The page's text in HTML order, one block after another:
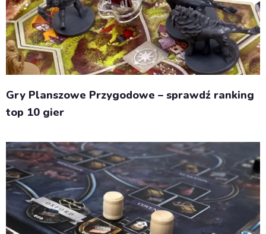
Gry Planszowe Przygodowe – sprawdź ranking
top 10 gier